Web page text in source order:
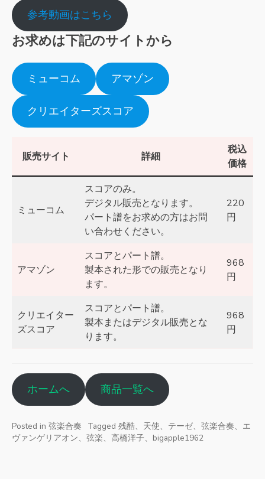
参考動画はこちら
お求めは下記のサイトから
ミューコム アマゾン
クリエイターズスコア
販売サイト 詳細
税込
価格
ミューコム
スコアのみ。
デジタル販売となります。
パート譜をお求めの方はお問
い合わせください。
220
円
アマゾン
スコアとパート譜。
製本された形での販売となり
ます。
968
円
クリエイター
ズスコア
スコアとパート譜。
製本またはデジタル販売とな
ります。
968
円
ホームへ 商品一覧へ
Posted in 弦楽合奏 Tagged 残酷、天使、テーゼ、弦楽合奏、エ
ヴァンゲリアオン、弦楽、高橋洋子、bigapple1962